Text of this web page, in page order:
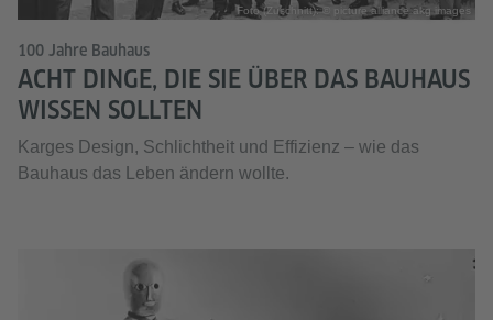
Foto (Zuschnitt): © picture alliance akg images
100 Jahre Bauhaus
ACHT DINGE, DIE SIE ÜBER DAS BAUHAUS
WISSEN SOLLTEN
Karges Design, Schlichtheit und Effizienz – wie das
Bauhaus das Leben ändern wollte.